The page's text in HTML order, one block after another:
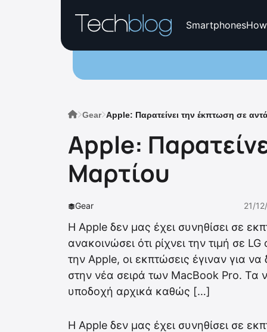
Smartphones
Gear Apple: Παρατείνει την έκπτωση σε
Apple:
Μαρτίου
Gear 21/
Η Apple δεν μας έχει συνηθίσει σε
ανακοινώσει ότι ρίχνει την τιμή σε
την Apple, οι εκπτώσεις έγιναν για
στην νέα σειρά των MacBook Pro. Τα
υποδοχή αρχικά καθώς […]
Η Apple δεν μας έχει συνηθίσει σε